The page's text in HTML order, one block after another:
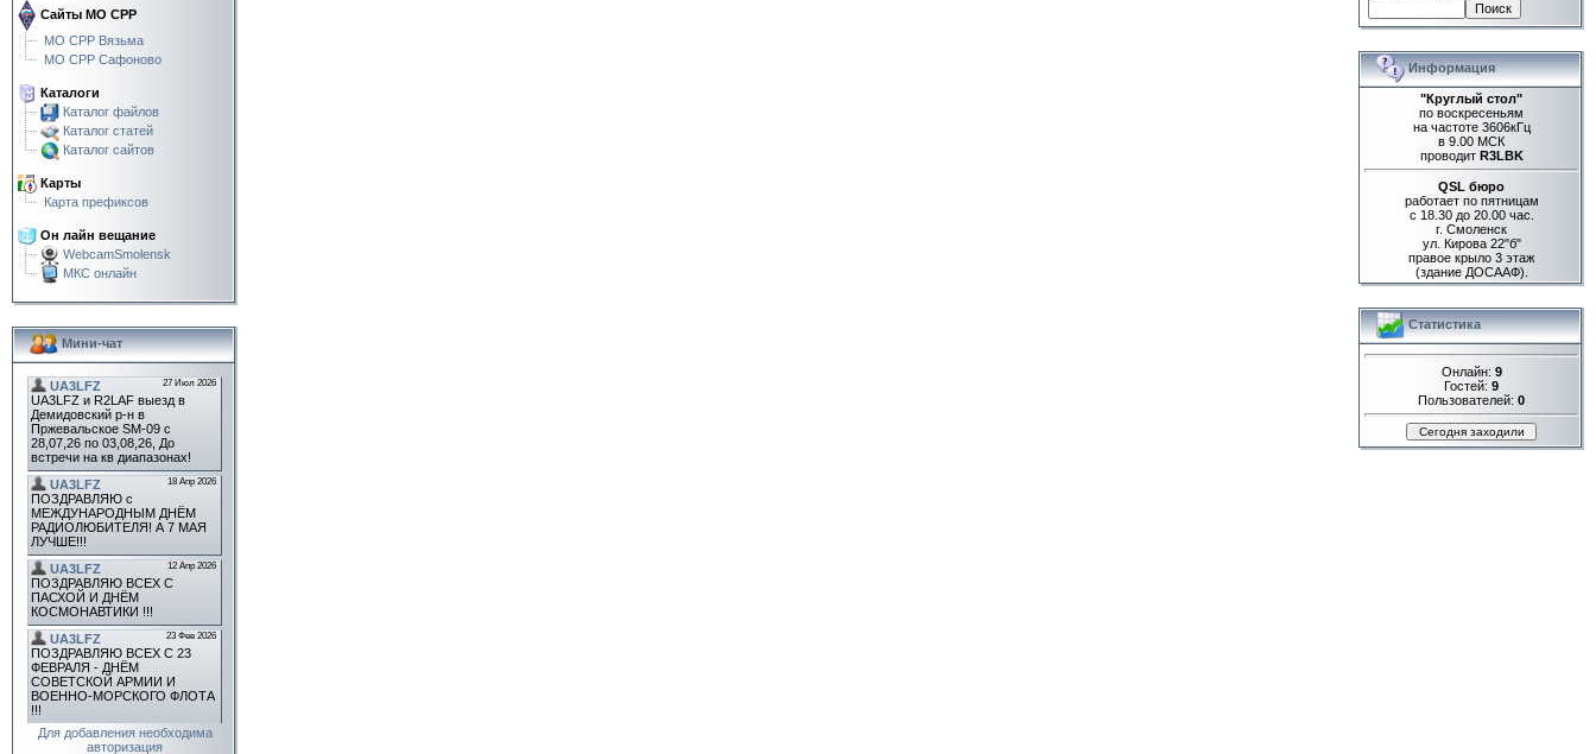
Сайты МО СРР
МО СРР Вязьма
МО СРР Сафоново
Каталоги
Каталог файлов
Каталог статей
Каталог сайтов
Карты
Карта префиксов
Он лайн вещание
WebcamSmolensk
МКС онлайн
Мини-чат
Для добавления необходима
авторизация
Информация
"Круглый стол"
по воскресеньям
на частоте 3606кГц
в 9.00 МСК
проводит R3LBK
QSL бюро
работает по пятницам
с 18.30 до 20.00 час.
г. Смоленск
ул. Кирова 22"б"
правое крыло 3 этаж
(здание ДОСААФ).
Статистика
Онлайн: 9
Гостей: 9
Пользователей: 0